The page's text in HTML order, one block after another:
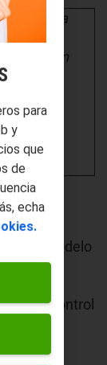
y es la
13ºC en
cada modelo
los
de
su control
wifi del
para
y
que
de
echa